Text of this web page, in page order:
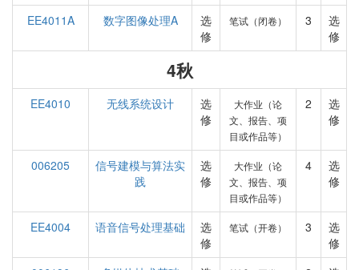
EE4011A
数字图像处理A
选
修
笔试（闭卷） 3
选
修
4秋
EE4010 无线系统设计
选
修
大作业（论
文、报告、项
目或作品等）
2
选
修
006205
信号建模与算法实
践
选
修
大作业（论
文、报告、项
目或作品等）
4
选
修
EE4004 语音信号处理基础
选
修
笔试（开卷） 3
选
修